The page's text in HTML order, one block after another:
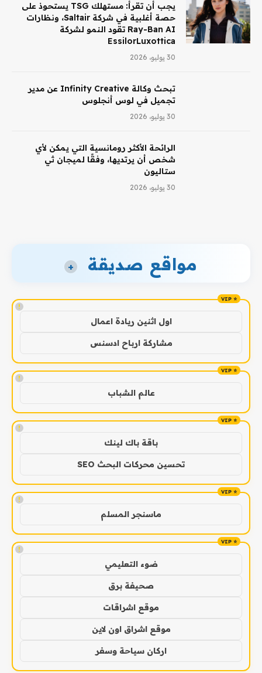
يجب أن تقرأ: مستهلك TSG يستحوذ على
حصة أغلبية في شركة Saltair، ونظارات
Ray-Ban AI تقود النمو لشركة
EssilorLuxottica
30 يوليو، 2026
تبحث وكالة Infinity Creative عن مدير
تجميل في لوس أنجلوس
30 يوليو، 2026
الرائحة الأكثر رومانسية التي يمكن لأي
شخص أن يرتديها، وفقًا لميجان ثي
ستاليون
30 يوليو، 2026
مواقع صديقة +
!
اول اثنين ريادة اعمال
مشاركة ارباح ادسنس
!
عالم الشباب
!
باقة باك لينك
تحسين محركات البحث SEO
!
ماسنجر المسلم
!
ضوء التعليمي
صحيفة برق
موقع اشراقات
موقع اشراق اون لاين
اركان سياحة وسفر